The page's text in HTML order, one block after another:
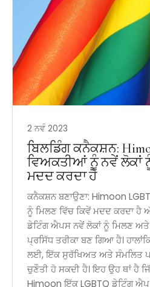
2 ਨਵੰ 2023
ਬਿਲਡਿੰਗ ਕਨੈਕਸ਼ਨ:
ਵਿਅਕਤੀਆਂ ਨੂੰ ਨਵੇਂ ਲੋਕਾਂ
ਮਦਦ ਕਰਦਾ ਹੈ
ਕਨੈਕਸ਼ਨ ਬਣਾਉਣਾ: Himoon
ਨੂੰ ਮਿਲਣ ਵਿੱਚ ਕਿਵੇਂ ਮਦਦ ਕਰਦਾ ਹੈ
ਡੇਟਿੰਗ ਐਪਸ ਨਵੇਂ ਲੋਕਾਂ ਨੂੰ ਮਿਲਣ
ਪ੍ਰਸਿੱਧ ਤਰੀਕਾ ਬਣ ਗਿਆ ਹੈ।
ਲਈ, ਇੱਕ ਸੁਰੱਖਿਅਤ ਅਤੇ ਸੰਮਲਿਤ
ਚੁਣੌਤੀ ਹੋ ਸਕਦੀ ਹੈ। ਇਹ ਉਹ ਥਾਂ ਹੈ
Himoon ਇੱਕ LGBTQ ਡੇਟਿੰਗ